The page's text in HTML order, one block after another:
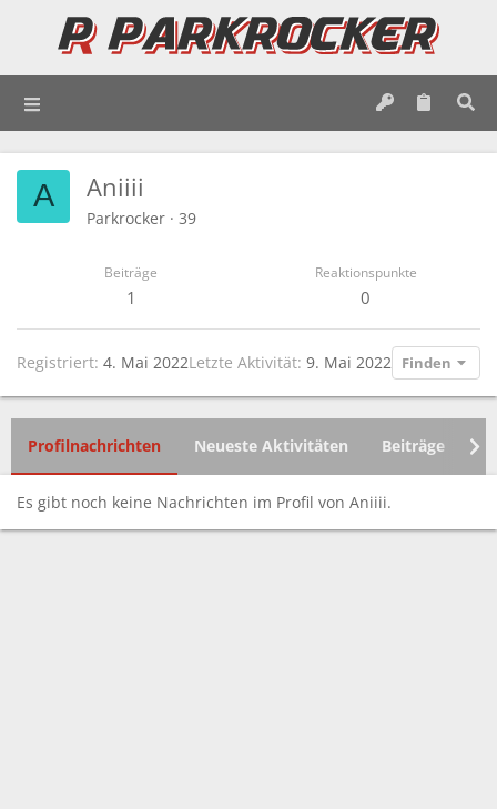
A Aniiii
Parkrocker · 39
Beiträge
1
Reaktionspunkte
0
Registriert 4. Mai 2022Letzte Aktivität 9. Mai 2022 Finden
Profilnachrichten Neueste Aktivitäten Beiträge
Es gibt noch keine Nachrichten im Profil von Aniiii.